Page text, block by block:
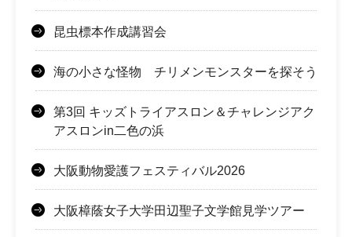
昆虫標本作成講習会
海の小さな怪物 チリメンモンスターを探そう
第3回 キッズトライアスロン＆チャレンジアク
アスロンin二色の浜
大阪動物愛護フェスティバル2026
大阪樟蔭女子大学田辺聖子文学館見学ツアー